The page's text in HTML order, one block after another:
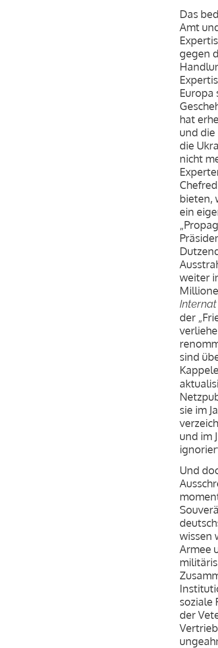
Das
Amt
gegen
Europa
hat
und die
die
nicht
bieten,
ein
weiter
Internat
der
sind
sie im
und im
Und
wissen
Armee
soziale
der